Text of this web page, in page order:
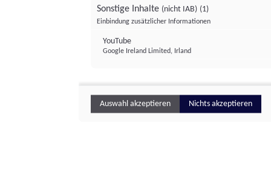
Sonstige Inhalte (nicht IAB) (1)
Einbindung zusätzlicher Informationen
YouTube
Google Ireland Limited, Irland
Auswahl akzeptieren Nichts akzeptieren